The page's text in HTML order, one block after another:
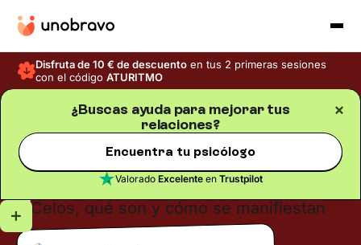
Disfruta de 10 € de descuento en tus 2 primeras sesiones
con el códigoATURITMO
¿Buscas ayuda para mejorar tus
relaciones?
Encuentra tu psicólogo
Valorado Excelenteen Trustpilot
Tiempo de lectura5
Celos, qué son y cómo se
manifiestan